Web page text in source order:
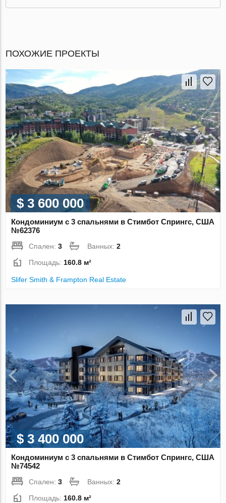
ПОХОЖИЕ ПРОЕКТЫ
$ 3 600 000
Кондоминиум с 3 спальнями в Стимбот Спрингс, США
№62376
Спален:3 Ванных:2
Площадь:160.8 м²
Slifer Smith & Frampton Real Estate
$ 3 400 000
Кондоминиум с 3 спальнями в Стимбот Спрингс, США
№74542
Спален:3 Ванных:2
Площадь: 160.8 м²